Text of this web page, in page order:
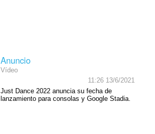
Anuncio
Vídeo
11:26 13/6/2021
Just Dance 2022 anuncia su fecha de
lanzamiento para consolas y Google Stadia.